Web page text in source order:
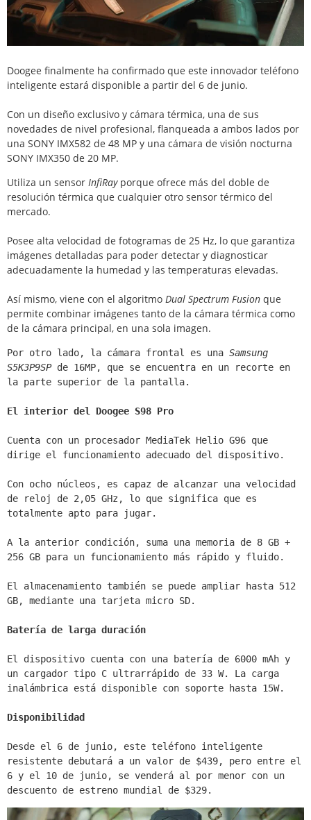
Doogee finalmente ha confirmado que este innovador teléfono
inteligente estará disponible a partir del 6 de junio.
Con un diseño exclusivo y cámara térmica, una de sus
novedades de nivel profesional, flanqueada a ambos lados por
una SONY IMX582 de 48 MP y una cámara de visión nocturna
SONY IMX350 de 20 MP.
Utiliza un sensor InfiRayporque ofrece más del doble de
resolución térmica que cualquier otro sensor térmico del
mercado.
Posee alta velocidad de fotogramas de 25 Hz, lo que garantiza
imágenes detalladas para poder detectar y diagnosticar
adecuadamente la humedad y las temperaturas elevadas.
Así mismo, viene con el algoritmo Dual Spectrum Fusion que
permite combinar imágenes tanto de la cámara térmica como
de la cámara principal, en una sola imagen.
Por otro lado, la cámara frontal es una Samsung
S5K3P9SP de 16MP, que se encuentra en un recorte en
El interior del Doogee S98 Pro
Cuenta con un procesador MediaTek Helio G96 que
dirige el funcionamiento adecuado del dispositivo.
Con ocho núcleos, es capaz de alcanzar una velocidad
de reloj de 2,05 GHz, lo que significa que es
totalmente apto para jugar.
A la anterior condición, suma una memoria de 8 GB +
256 GB para un funcionamiento más rápido y fluido.
El almacenamiento también se puede ampliar hasta 512
GB, mediante una tarjeta micro SD.
Batería de larga duración
El dispositivo cuenta con una batería de 6000 mAh y
un cargador tipo C ultrarrápido de 33 W. La carga
inalámbrica está disponible con soporte hasta 15W.
Disponibilidad
Desde el 6 de junio, este teléfono inteligente
resistente debutará a un valor de $439, pero entre el
6 y el 10 de junio, se venderá al por menor con un
descuento de estreno mundial de $329.